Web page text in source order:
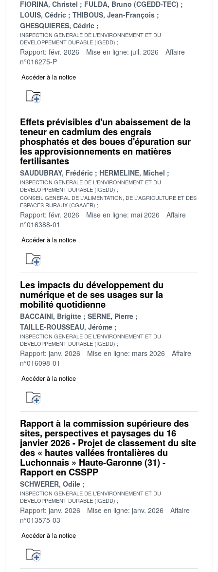
FIORINA, Christel
FULDA, Bruno (CGEDD-TEC)
LOUIS, Cédric
THIBOUS, Jean-François
GHESQUIERES, Cédric
INSPECTION GENERALE DE L'ENVIRONNEMENT ET DU
DEVELOPPEMENT DURABLE (IGEDD)
Rapport: févr. 2026 Mise en ligne: juil. 2026
Affaire
n°016275-P
Accéder à la notice
Effets prévisibles d'un abaissement de la
teneur en cadmium des engrais
phosphatés et des boues d'épuration sur
les approvisionnements en matières
fertilisantes
SAUDUBRAY, Frédéric HERMELINE, Michel
INSPECTION GENERALE DE L'ENVIRONNEMENT ET DU
DEVELOPPEMENT DURABLE (IGEDD)
CONSEIL GENERAL DE L'ALIMENTATION, DE L'AGRICULTURE ET DES
ESPACES RURAUX (CGAAER)
Rapport: févr. 2026 Mise en ligne: mai 2026
Affaire
n°016388-01
Accéder à la notice
Les impacts du développement du
numérique et de ses usages sur la
mobilité quotidienne
BACCAINI, Brigitte
SERNE, Pierre
TAILLE-ROUSSEAU, Jérôme
INSPECTION GENERALE DE L'ENVIRONNEMENT ET DU
DEVELOPPEMENT DURABLE (IGEDD)
Rapport: janv. 2026 Mise en ligne: mars 2026
Affaire
n°016098-01
Accéder à la notice
Rapport à la commission supérieure des
sites, perspectives et paysages du 16
janvier 2026 - Projet de classement du site
des « hautes vallées frontalières du
Luchonnais » Haute-Garonne (31) -
Rapport en CSSPP
SCHWERER, Odile
INSPECTION GENERALE DE L'ENVIRONNEMENT ET DU
DEVELOPPEMENT DURABLE (IGEDD)
Rapport: janv. 2026 Mise en ligne: janv. 2026
Affaire
n°013575-03
Accéder à la notice